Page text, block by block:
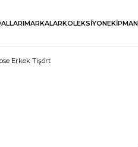
MARKALARKOLEKSİYONEKİPMAN
Erkek Tişört